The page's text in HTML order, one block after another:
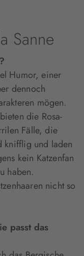
Sanne
Humor, einer
dennoch
mögen.
die Rosa-
Fälle, die
knifflig und laden
kein Katzenfan
haben.
nicht so
passt das